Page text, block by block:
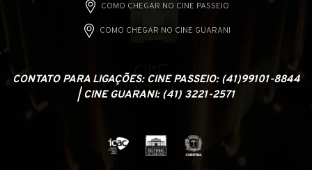
COMO CHEGAR NO CINE PASSEIO
COMO CHEGAR NO CINE GUARANI
CONTATO PARA LIGAÇÕES: CINE PASSEIO: (41)99101-8844
| CINE GUARANI: (41) 3221-2571